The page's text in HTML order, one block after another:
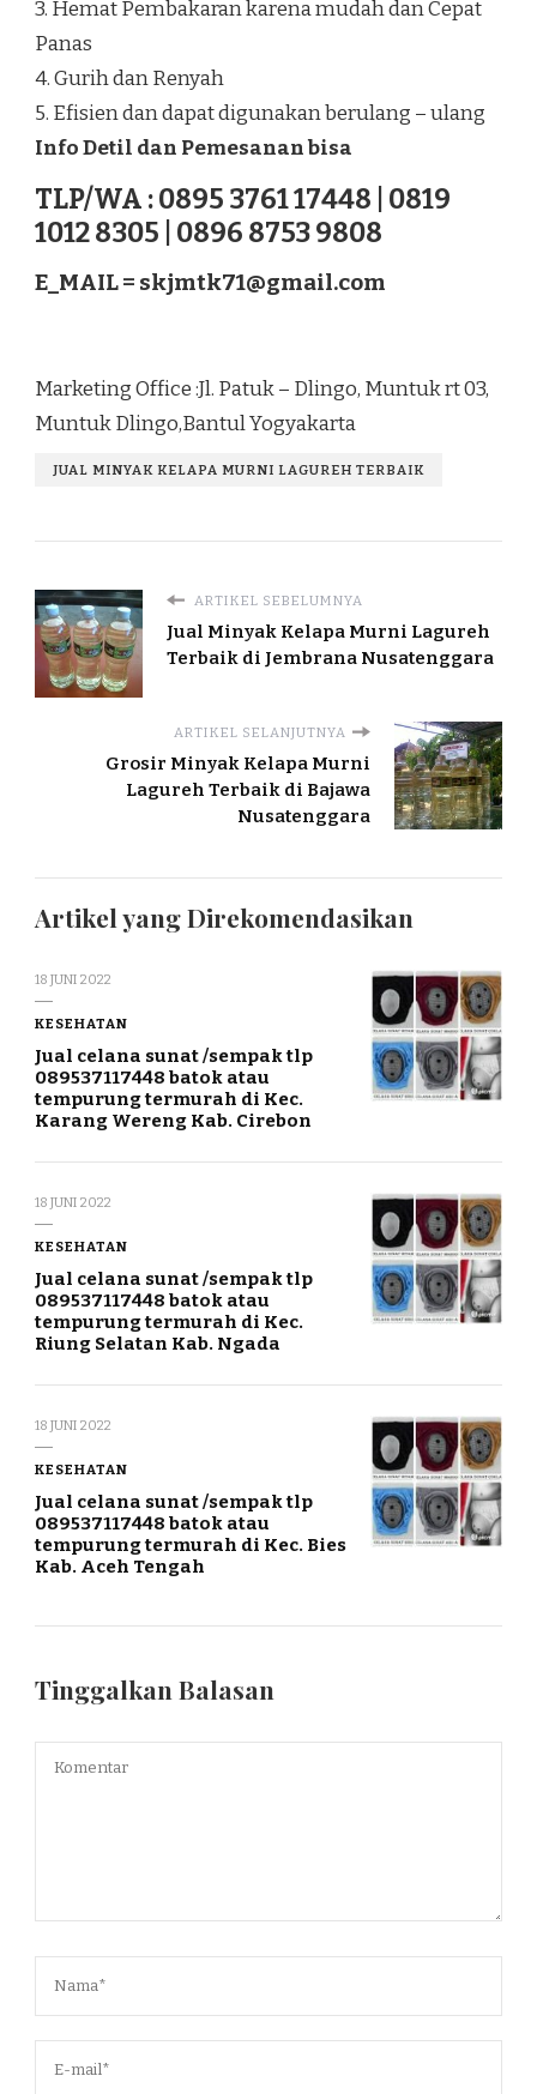
3. Hemat Pembakaran karena mudah dan Cepat
Panas
4. Gurih dan Renyah
5. Efisien dan dapat digunakan berulang – ulang
Info Detil dan Pemesanan bisa
TLP/WA : 0895 3761 17448 | 0819
1012 8305 | 0896 8753 9808
E_MAIL = skjmtk71@gmail.com
Marketing Office :Jl. Patuk – Dlingo, Muntuk rt 03,
Muntuk Dlingo,Bantul Yogyakarta
JUAL MINYAK KELAPA MURNI LAGUREH TERBAIK
ARTIKEL SEBELUMNYA
Jual Minyak Kelapa Murni Lagureh
Terbaik di Jembrana Nusatenggara
ARTIKEL SELANJUTNYA
Grosir Minyak Kelapa Murni
Lagureh Terbaik di Bajawa
Nusatenggara
Artikel yang Direkomendasikan
18 JUNI 2022
KESEHATAN
Jual celana sunat /sempak tlp
089537117448 batok atau
tempurung termurah di Kec.
Karang Wereng Kab. Cirebon
18 JUNI 2022
KESEHATAN
Jual celana sunat /sempak tlp
089537117448 batok atau
tempurung termurah di Kec.
Riung Selatan Kab. Ngada
18 JUNI 2022
KESEHATAN
Jual celana sunat /sempak tlp
089537117448 batok atau
tempurung termurah di Kec. Bies
Kab. Aceh Tengah
Tinggalkan Balasan